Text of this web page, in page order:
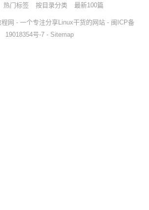
热门标签 按目录分类 最新100篇
网 - 一个专注分享Linux干货的网站 - 闽ICP备
19018354号-7 - Sitemap